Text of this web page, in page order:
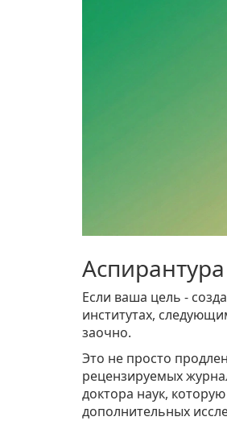
Если ваша цель -
институтах,
заочно.
Это не просто
рецензируемых
доктора наук,
дополнительных